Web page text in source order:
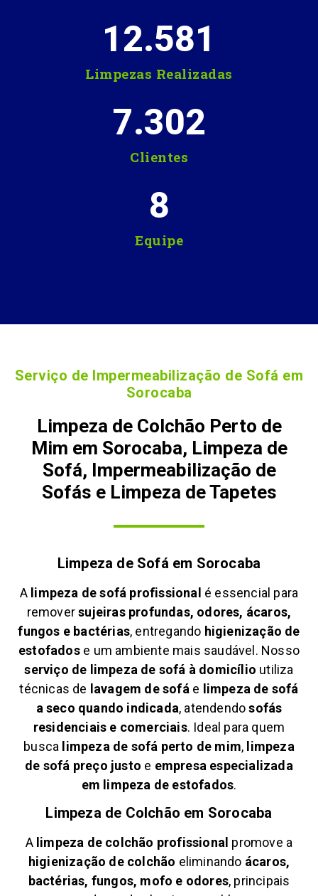
Limpezas Realizadas
12.581
Clientes
7.302
Equipe
8
Serviço de Impermeabilização de Sofá em
Sorocaba
Limpeza de Colchão Perto de
Mim em Sorocaba, Limpeza de
Sofá, Impermeabilização de
Sofás e Limpeza de Tapetes
Limpeza de Sofá em Sorocaba
A limpeza de sofá profissional é essencial para
removersujeiras profundas, odores, ácaros,
fungos e bactérias, entregando higienização de
estofadose um ambiente mais saudável. Nosso
serviço de limpeza de sofá à domicílio utiliza
técnicas de lavagem de sofá e limpeza de sofá
a seco quando indicada, atendendosofás
residenciais e comerciais. Ideal para quem
busca limpeza de sofá perto de mim, limpeza
de sofá preço justo e empresa especializada
em limpeza de estofados.
Limpeza de Colchão em Sorocaba
A limpeza de colchão profissional promove a
higienização de colchão eliminando ácaros,
bactérias, fungos, mofo e odores, principais